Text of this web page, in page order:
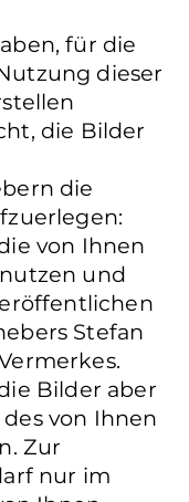
für die
dieser
die Bilder
die
von Ihnen
und
Stefan
Bilder aber
von Ihnen
Zur
nur im